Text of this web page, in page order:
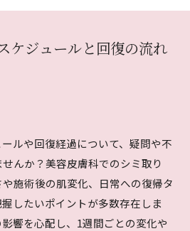
ケジュールと回復の流れ
ルや回復経過について、疑問や不
んか？美容皮膚科でのシミ取り
施術後の肌変化、日常への復帰タ
したいポイントが多数存在しま
響を心配し、1週間ごとの変化や